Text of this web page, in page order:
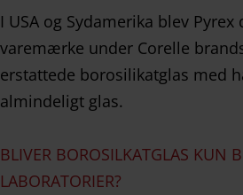
I USA og Sydamerika blev
varemærke under Corelle
erstattede borosilikatglas med
almindeligt glas.
BLIVER BOROSILKATGLAS KUN
LABORATORIER?